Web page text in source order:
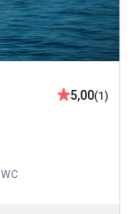
5,00(1)
WC